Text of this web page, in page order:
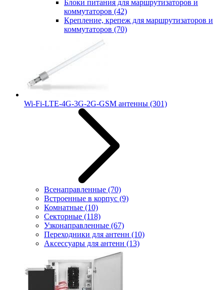
Блоки питания для маршрутизаторов и
коммутаторов (42)
Крепление, крепеж для маршрутизаторов и
коммутаторов (70)
Wi-Fi-LTE-4G-3G-2G-GSM антенны (301)
Всенаправленные (70)
Встроенные в корпус (9)
Комнатные (10)
Секторные (118)
Узконаправленные (67)
Переходники для антенн (10)
Аксессуары для антенн (13)